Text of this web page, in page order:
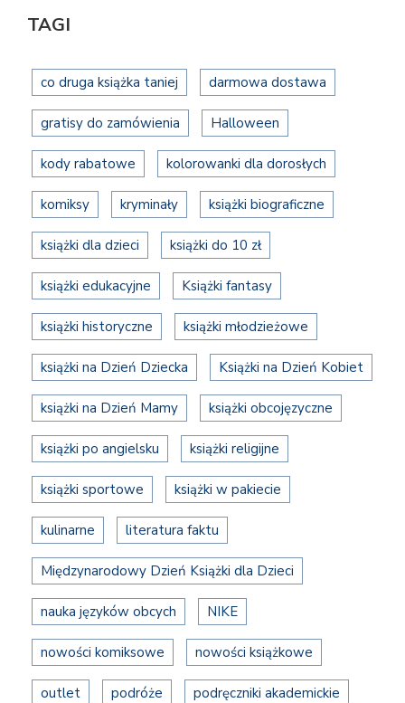
TAGI
co druga książka taniej darmowa dostawa
gratisy do zamówienia Halloween
kody rabatowe kolorowanki dla dorosłych
komiksy kryminały książki biograficzne
książki dla dzieci książki do 10 zł
książki edukacyjne Książki fantasy
książki historyczne książki młodzieżowe
książki na Dzień Dziecka Książki na Dzień Kobiet
książki na Dzień Mamy książki obcojęzyczne
książki po angielsku książki religijne
książki sportowe książki w pakiecie
kulinarne literatura faktu
Międzynarodowy Dzień Książki dla Dzieci
nauka języków obcych NIKE
nowości komiksowe nowości książkowe
outlet podróże podręczniki akademickie